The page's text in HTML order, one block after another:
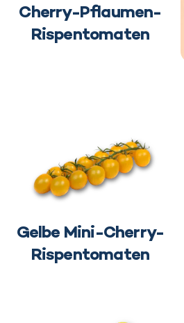
Cherry-Pflaumen-
Rispentomaten
Gelbe Mini-Cherry-
Rispentomaten